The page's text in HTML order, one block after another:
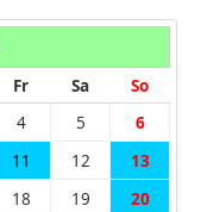
Fr Sa So
4 5 6
11 12 13
18 19 20